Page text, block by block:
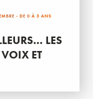
- DE 0 À 3 ANS
LES
ET